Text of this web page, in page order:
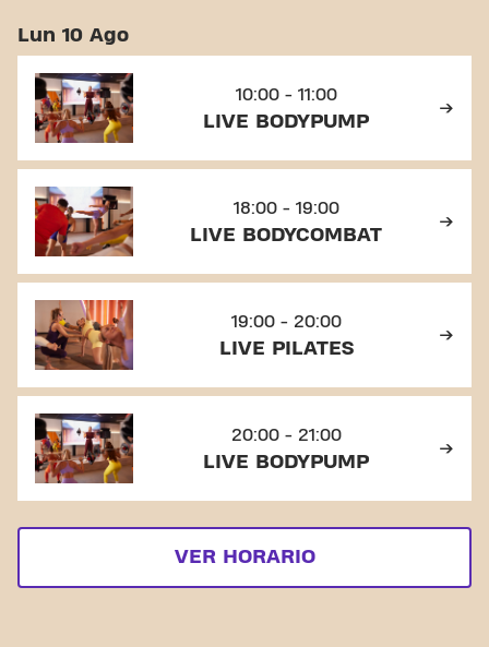
Lun 10 Ago
10:00 - 11:00
LIVE BODYPUMP
18:00 - 19:00
LIVE BODYCOMBAT
19:00 - 20:00
LIVE PILATES
20:00 - 21:00
LIVE BODYPUMP
VER HORARIO